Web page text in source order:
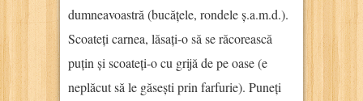
dumneavoastră (bucățele, rondele ș.a.m.d.).
Scoateți carnea, lăsați-o să se răcorească
puțin și scoateți-o cu grijă de pe oase (e
neplăcut să le găsești prin farfurie). Puneți